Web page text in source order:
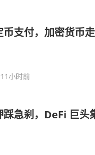
币支付，加密货币
11小时前
踩急刹，DeFi 巨头